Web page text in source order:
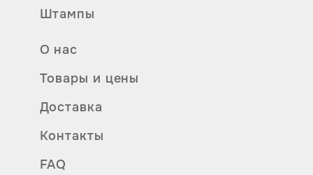
Штампы
О нас
Товары и цены
Доставка
Контакты
FAQ